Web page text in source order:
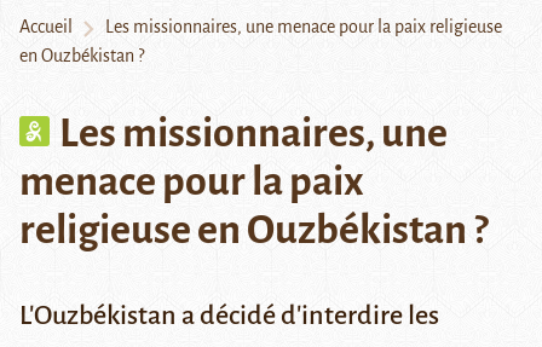
Accueil
Les missionnaires, une menace pour la paix religieuse
en Ouzbékistan ?
Les missionnaires, une
menace pour la paix
religieuse en Ouzbékistan ?
L'Ouzbékistan a décidé d'interdire les